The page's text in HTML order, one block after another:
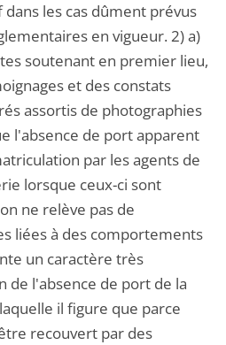
les cas dûment prévus
en vigueur. 2) a)
soutenant en premier lieu,
et des constats
assortis de photographies
l'absence de port apparent
par les agents de
lorsque ceux-ci sont
ne relève pas de
liées à des comportements
un caractère très
de l'absence de port de la
il figure que parce
recouvert par des